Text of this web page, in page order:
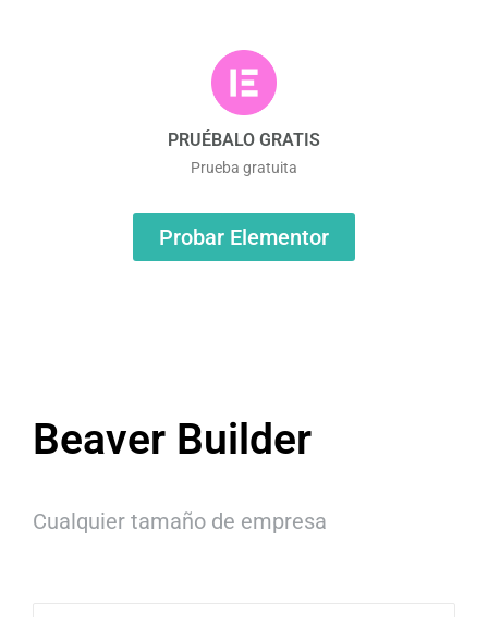
PRUÉBALO GRATIS
Prueba gratuita
Probar Elementor
Beaver Builder
Cualquier tamaño de empresa